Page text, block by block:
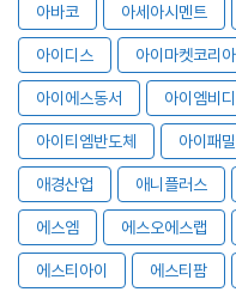
아바코 아세아시멘트
아이디스 아이마켓코리아
아이에스동서 아이엠비
아이티엠반도체 아이패
애경산업 애니플러스
에스엠 에스오에스랩
에스티아이 에스티팜